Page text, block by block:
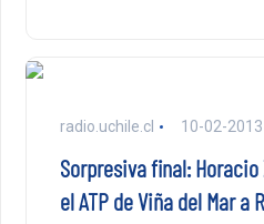
radio.uchile.cl 10-02-2013
Sorpresiva final:
el ATP de Viña del Mar a